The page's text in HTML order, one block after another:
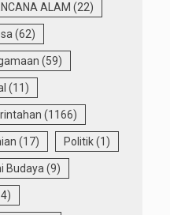
ALAM (22)
(62)
(59)
(11)
(1166)
(17) Politik(1)
Budaya (9)